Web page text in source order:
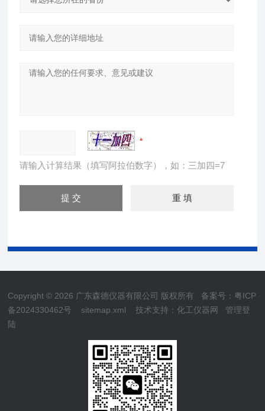
请输入计算结果（填写阿拉伯数字），如：三加四=7
Copyright © 2026 广东森德仪器有限公司 版权所有 备案号：粤ICP
备2024330462号
sitemap.xml 技术支持：化工仪器网
管理登
陆